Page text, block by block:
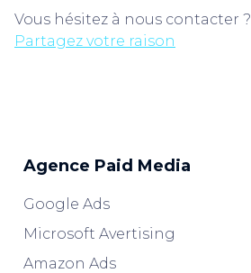
Vous hésitez à nous contacter ?
Partagez votre raison
Agence Paid Media
Google Ads
Microsoft Avertising
Amazon Ads